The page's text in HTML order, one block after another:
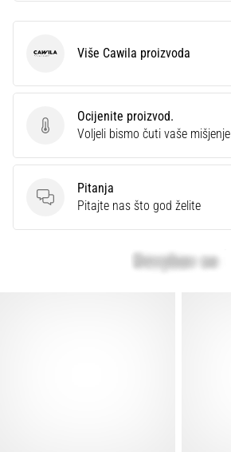
Ocijenite proizvod.
Ocijenite proizvod.
Voljeli bismo čuti vaše mišjenje
Pitanja
Pitanja
Pitajte nas što god želite
Cawila Više Cawila proizvoda